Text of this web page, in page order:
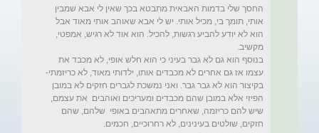
החסך שלי בדמות האבאית מתבטא בכך שאין לי אבא שמבין
אותי, תומך בי, מכיל אותי. יש לי אבא שאוהב אותי מאוד אבל
הוא לא יודע להביע רגשות, להכיל. הוא אוד לא רגיש, אמפטי,
בנוסף הוא גם לא גבר בעיני כי הוא חלש אופי, לא מכבד את
עצמו אז גם אחרים לא מכבדים אותו, ילדותי מאוד, לא כריזמתי-
בקיצור הוא לא גבר גבר. ואני נמשכת לגברים חזקים לא במובן
הפיזי אלא במובן שהם מכבדים ומעריכים ואוהבים  את עצמם,
שיש להם כריזמה, שאחרים מתאהבים באופי  שלהם, שהם